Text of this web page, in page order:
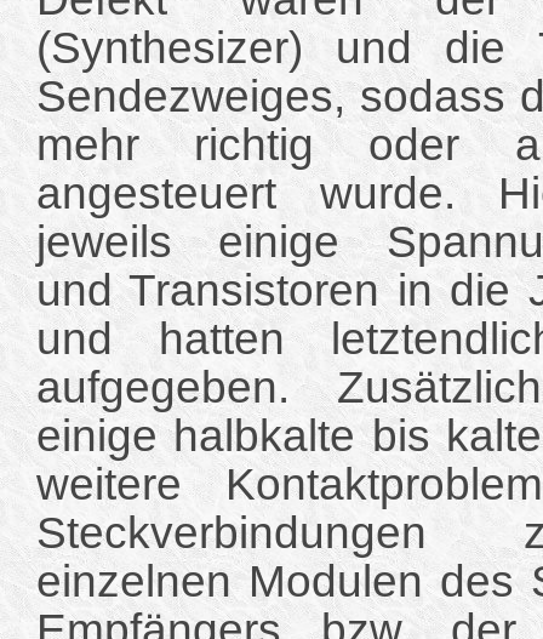
(Synthesizer) und die
Sendezweiges, sodass
mehr richtig oder
angesteuert wurde.
jeweils einige
und Transistoren in die
und hatten
aufgegeben.
einige halbkalte bis
weitere
Steckverbindungen
einzelnen Modulen des